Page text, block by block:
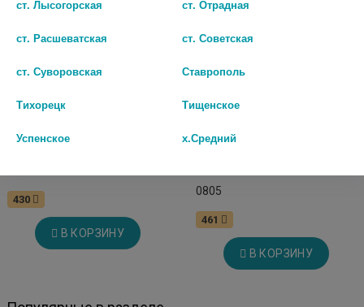
430
В КОРЗИНУ
0805
461
В КОРЗИНУ
ст. Лысогорская ст. Отрадная
ст. Расшеватская ст. Советская
ст. Суворовская Ставрополь
Тихорецк Тищенское
Успенское х.Средний